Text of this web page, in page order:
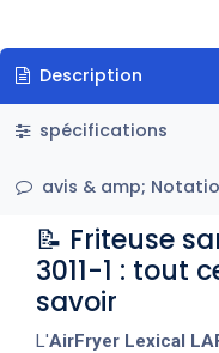
Description
spécifications
avis & amp;
📝 Friteuse
3011-1 : tout
savoir
L'AirFryer Lexical